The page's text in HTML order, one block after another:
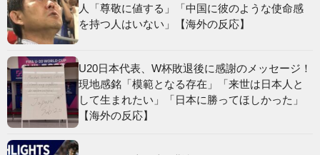
人「尊敬に値する」「中国に彼のような使命感
を持つ人はいない」【海外の反応】
U20日本代表、W杯敗退後に感謝のメッセージ！
現地感銘「模範となる存在」「来世は日本人と
して生まれたい」「日本に勝ってほしかった」
【海外の反応】